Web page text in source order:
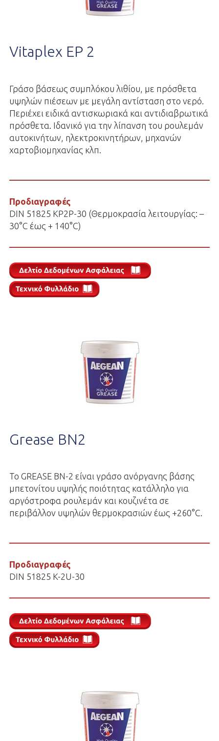
Vitaplex EP 2
Γράσο βάσεως συμπλόκου λιθίου, με πρόσθετα
υψηλών πιέσεων με μεγάλη αντίσταση στο νερό.
Περιέχει ειδικά αντισκωριακά και αντιδιαβρωτικά
πρόσθετα. Ιδανικό για την λίπανση του ρουλεμάν
αυτοκινήτων, ηλεκτροκινητήρων, μηχανών
χαρτοβιομηχανίας κλπ.
Προδιαγραφές
DIN 51825 KP2P-30 (Θερμοκρασία λειτουργίας: –
30°C έως + 140°C)
Grease BN2
Το GREASE BN-2 είναι γράσο ανόργανης βάσης
μπετονίτου υψηλής ποιότητας κατάλληλο για
αργόστροφα ρουλεμάν και κουζινέτα σε
περιβάλλον υψηλών θερμοκρασιών έως +260°C.
Προδιαγραφές
DIN 51825 K-2U-30